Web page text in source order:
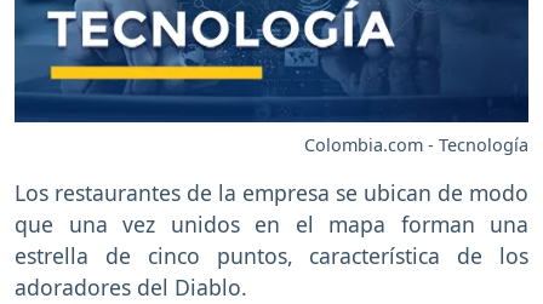
Colombia.com - Tecnología
Los restaurantes de la empresa se ubican de modo
que una vez unidos en el mapa forman una
estrella de cinco puntos, característica de los
adoradores del Diablo.